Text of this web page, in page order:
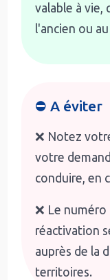
valable à vie,
l'ancien ou
⛔ A éviter
❌ Notez
votre
conduire, en
❌ Le numéro
réactivation
auprès de la
territoires.